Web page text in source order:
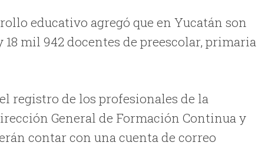
educativo agregó que en Yucatán son
mil 942 docentes de preescolar, primaria
registro de los profesionales de la
General de Formación Continua y
contar con una cuenta de correo